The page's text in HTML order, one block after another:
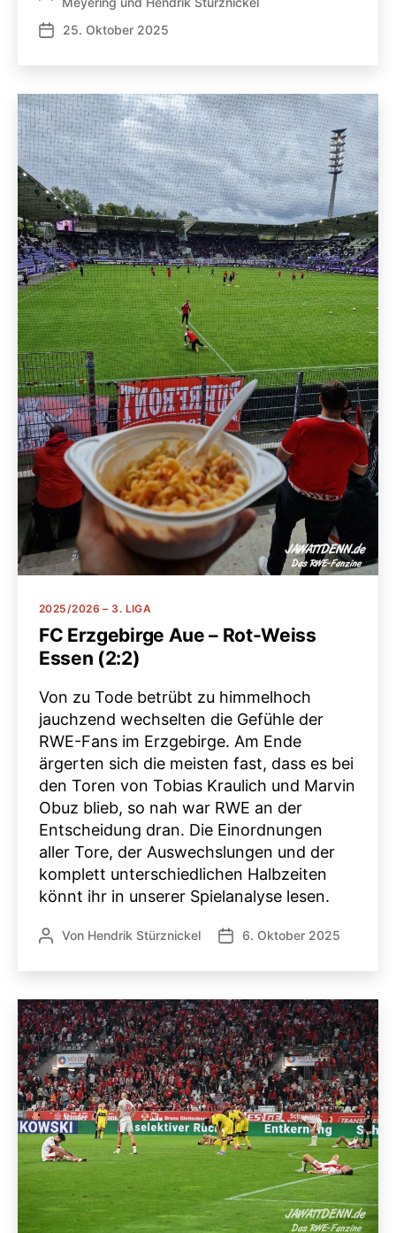
Veröffentlichungsdatum
25. Oktober 2025
Kategorien
2025/2026 – 3. LIGA
FC Erzgebirge Aue – Rot-Weiss
Essen (2:2)
Von zu Tode betrübt zu himmelhoch
jauchzend wechselten die Gefühle der
RWE-Fans im Erzgebirge. Am Ende
ärgerten sich die meisten fast, dass es bei
den Toren von Tobias Kraulich und Marvin
Obuz blieb, so nah war RWE an der
Entscheidung dran. Die Einordnungen
aller Tore, der Auswechslungen und der
komplett unterschiedlichen Halbzeiten
könnt ihr in unserer Spielanalyse lesen.
Beitragsautor
Von Hendrik Stürznickel Veröffentlichungsdatum
6. Oktober 2025